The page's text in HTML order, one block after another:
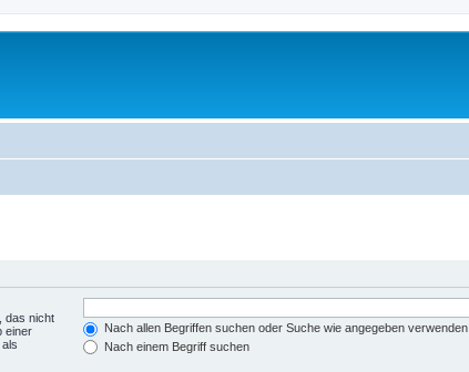
das nicht
einer
Nach allen Begriffen suchen oder Suche wie angegeben verwenden
Nach einem Begriff suchen